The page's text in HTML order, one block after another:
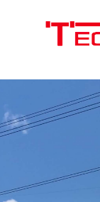
Accueil
Équipements
Réalisations
Contactez-nous